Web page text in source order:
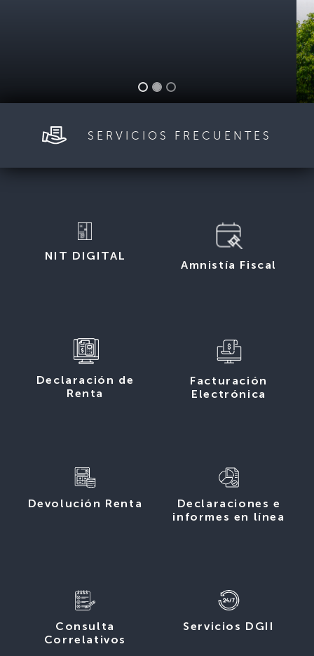
SERVICIOS FRECUENTES
NIT DIGITAL
Amnistía Fiscal
Declaración de
Renta
Facturación
Electrónica
Devolución Renta
Declaraciones e
informes en línea
Consulta
Correlativos
Servicios DGII